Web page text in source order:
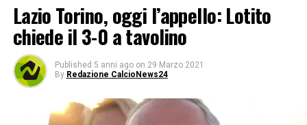
Lazio Torino, oggi l’appello: Lotito
chiede il 3-0 a tavolino
Published 5 anni ago on 29 Marzo 2021
By Redazione CalcioNews24